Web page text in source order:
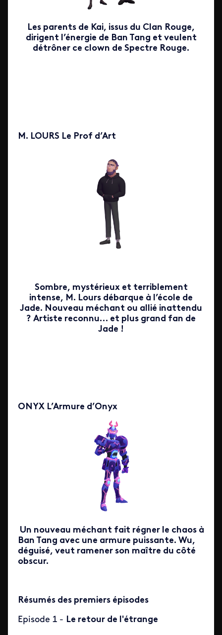
Les parents de Kai, issus du Clan Rouge,
dirigent l’énergie de Ban Tang et veulent
détrôner ce clown de Spectre Rouge.
M. LOURS Le Prof d’Art
Sombre, mystérieux et terriblement
intense, M. Lours débarque à l’école de
Jade. Nouveau méchant ou allié inattendu
? Artiste reconnu… et plus grand fan de
Jade !
ONYX L’Armure d’Onyx
Un nouveau méchant fait régner le chaos à
Ban Tang avec une armure puissante. Wu,
déguisé, veut ramener son maître du côté
obscur.
Résumés des premiers épisodes
Episode 1 - Le retour de l'étrange